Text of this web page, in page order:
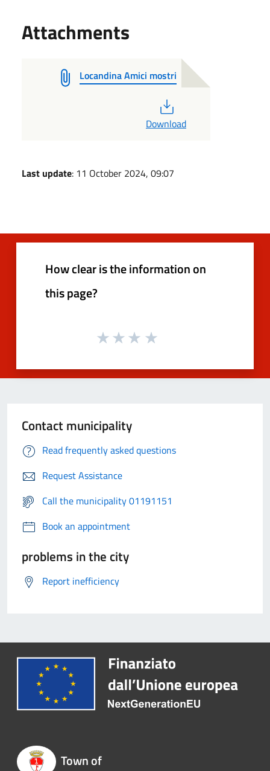
Attachments
Locandina Amici mostri
Download
Last update: 11 October 2024, 09:07
How clear is the information on
this page?
Contact municipality
Read frequently asked questions
Request Assistance
Call the municipality 01191151
Book an appointment
problems in the city
Report inefficiency
Town of